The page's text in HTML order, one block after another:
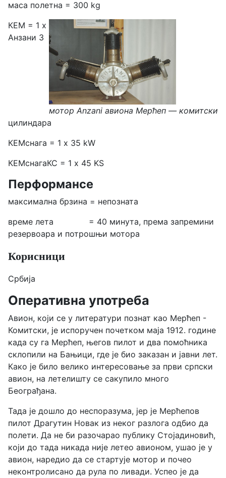
маса полетна = 300 kg
мотор Anzani авиона Мерћеп — комитски
КЕМ = 1 х
Анзани 3
цилиндара
КЕМснага = 1 x 35 kW
КЕМснагаКС = 1 х 45 KS
Перформансе
максимална брзина = непозната
време лета = 40 минута, према запремини
резервоара и потрошњи мотора
Корисници
Србија
Оперативнa употреба
Авион, који се у литератури познат као Мерћеп -
Комитски, је испоручен почетком маја 1912. године
када су га Мерћеп, његов пилот и два помоћника
склопили на Бањици, где је био заказан и јавни лет.
Како је било велико интересовање за први српски
авион, на летелишту се сакупило много
Београђана.
Тада је дошло до неспоразума, јер је Мерћепов
пилот Драгутин Новак из неког разлога одбио да
полети. Да не би разочарао публику Стојадиновић,
који до тада никада није летео авионом, ушао је у
авион, наредио да се стартује мотор и почео
неконтролисано да рула по ливади. Успео је да